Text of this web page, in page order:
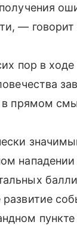
— говорит
пор в
в прямом
пункте